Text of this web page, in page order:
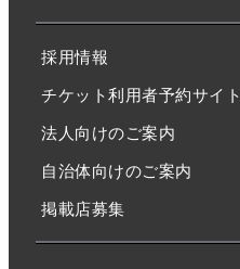
採用情報
チケット利用者予約サイト
法人向けのご案内
自治体向けのご案内
掲載店募集